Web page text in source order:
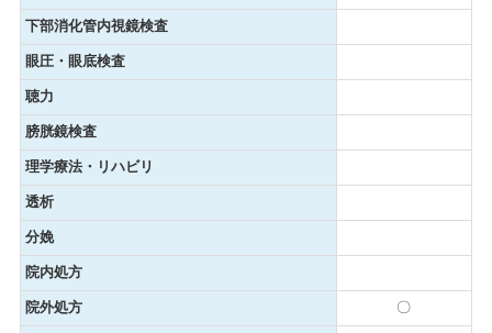
下部消化管内視鏡検査
眼圧・眼底検査
聴力
膀胱鏡検査
理学療法・リハビリ
透析
分娩
院内処方
院外処方 〇